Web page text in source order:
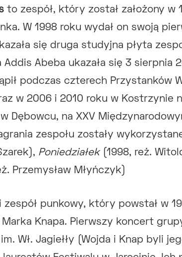
to zespół, który został założony w
W 1998 roku wydał on swoją
się druga studyjna płyta
Addis Abeba ukazała się 3 sierpnia
podczas czterech Przystanków
w 2006 i 2010 roku w Kostrzynie
Dębowcu, na XXV
zespołu zostały
Poniedziałek (1998, reż.
Przemysław Młyńczyk)
punkowy, który powstał w
Knapa. Pierwszy koncert
Wł. Jagiełły (Wojda i Knap byli